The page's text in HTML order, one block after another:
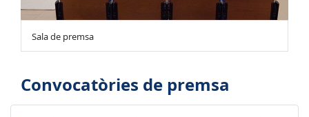
Sala de premsa
Convocatòries de premsa